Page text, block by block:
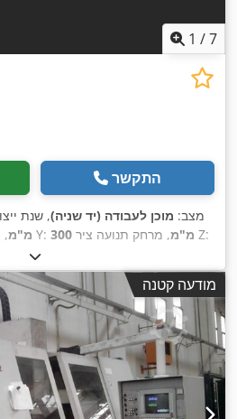
1 /7
התקשר
מצב: מוכן לעבודה (יד שניה), שנת
1,500 מ"מ , מרחק תנועה בציר Y: 300 מ"מ , מרחק תנועה ציר Z:
רוחב כולל:3,250 מ"מ , משקל
(מקסימלית):
8,000 סל"ד , אורך מודעה קטנה